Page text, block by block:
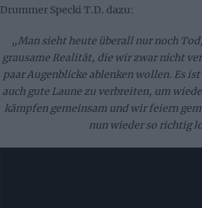
Drummer Specki T.D. dazu:
„Man sieht heute überall nur noch
grausame Realität, die wir zwar nicht
paar Augenblicke ablenken wollen. Es
auch gute Laune zu verbreiten, um
kämpfen gemeinsam und wir feiern
nun wieder so richtig